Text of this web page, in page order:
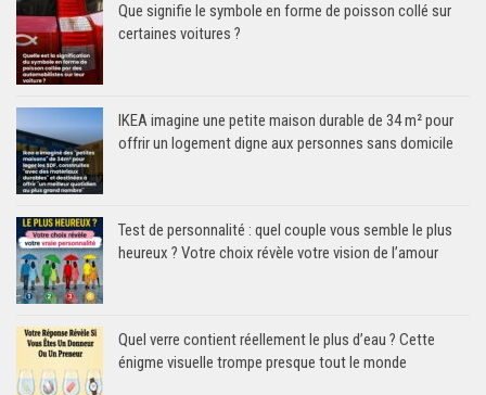
Que signifie le symbole en forme de poisson collé sur
certaines voitures ?
IKEA imagine une petite maison durable de 34 m² pour
offrir un logement digne aux personnes sans domicile
Test de personnalité : quel couple vous semble le plus
heureux ? Votre choix révèle votre vision de l’amour
Quel verre contient réellement le plus d’eau ? Cette
énigme visuelle trompe presque tout le monde